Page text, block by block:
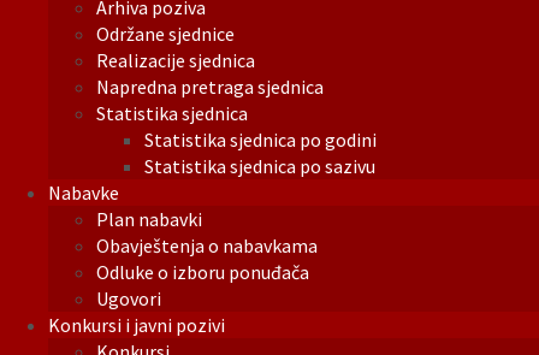
Arhiva poziva
Održane sjednice
Realizacije sjednica
Napredna pretraga sjednica
Statistika sjednica
Statistika sjednica po godini
Statistika sjednica po sazivu
Nabavke
Plan nabavki
Obavještenja o nabavkama
Odluke o izboru ponuđača
Ugovori
Konkursi i javni pozivi